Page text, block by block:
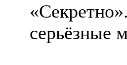
серьёзные